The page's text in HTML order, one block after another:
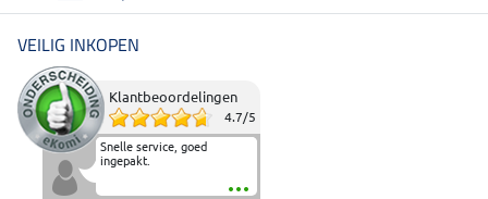
VEILIG INKOPEN
Klantbeoordelingen
4.7/5
Snelle service, goed
ingepakt.